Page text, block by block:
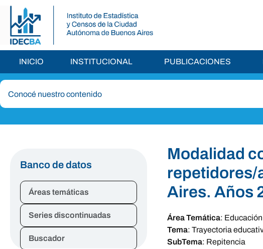
INICIO INSTITUCIONAL PUBLICACIONES
Banco de datos
Áreas temáticas
Series discontinuadas
Buscador
Modalidad
repetidores/
Aires. Años
Área Temática: Educación
Tema: Trayectoria
SubTema: Repitencia